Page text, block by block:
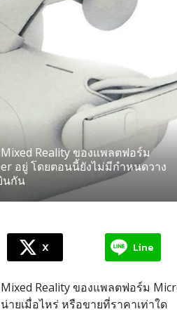
Reality ของแพลตฟอร์ม
อยู่ โดยตอนนี้ยังไม่มีกำหนดวาง
นกัน
X Line
Reality ของแพลตฟอร์ม
ยเมื่อไหร่ หรือขายที่ราคาเท่าใด